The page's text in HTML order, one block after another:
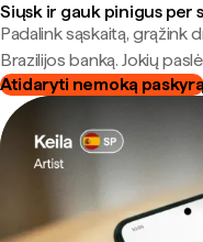
Siųsk ir gauk pinigus per
Padalink sąskaitą, grąžink
Brazilijos banką. Jokių
Atidaryti nemoką paskyrą